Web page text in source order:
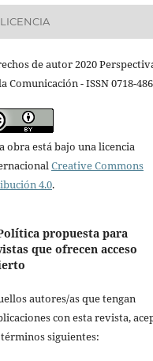
LICENCIA
de autor 2020
Comunicación - ISSN 0718-
obra está bajo una licencia
Creative Commons
4.0.
propuesta para
que ofrecen acceso
autores/as que tengan
con esta revista,
siguientes: